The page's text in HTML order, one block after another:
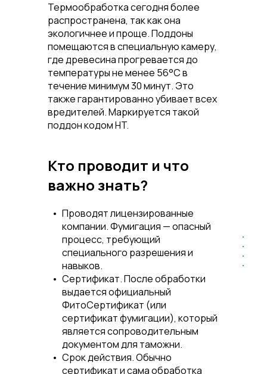
Термообработка сегодня более
распространена, так как она
экологичнее и проще. Поддоны
помещаются в специальную камеру,
где древесина прогревается до
температурыне менее 56°C в
течение минимум 30 минут. Это
также гарантированно убивает всех
вредителей. Маркируется такой
поддон кодомHT.
Кто проводит и что
важно знать?
Проводят лицензированные
компании.Фумигация — опасный
процесс, требующий
специального разрешения и
навыков.
Сертификат.После обработки
выдается официальный
ФитоСертификат (или
сертификат фумигации), который
является сопроводительным
документом для таможни.
Срок действия.Обычно
сертификат и сама обработка